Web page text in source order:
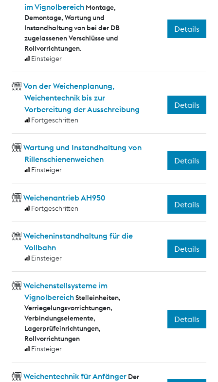
im Vignolbereich Montage,
Demontage, Wartung und
Instandhaltung von bei der DB
zugelassenen Verschlüsse und
Rollvorrichtungen.
Einsteiger
Details
Von der Weichenplanung,
Weichentechnik bis zur
Vorbereitung der Ausschreibung
Fortgeschritten
Details
Wartung und Instandhaltung von
Rillenschienenweichen
Einsteiger
Details
Weichenantrieb AH950
Fortgeschritten Details
Weicheninstandhaltung für die
Vollbahn
Einsteiger
Details
Weichenstellsysteme im
VignolbereichStelleinheiten,
Verriegelungsvorrichtungen,
Verbindungselemente,
Lagerprüfeinrichtungen,
Rollvorrichtungen
Einsteiger
Details
Weichentechnik für Anfänger Der